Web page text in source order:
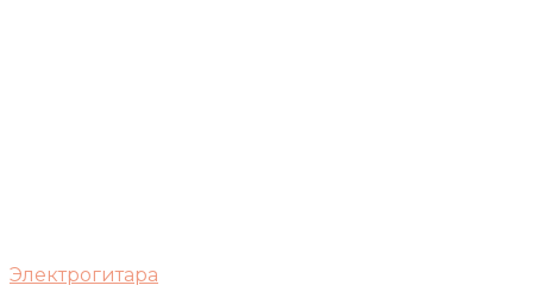
Электрогитара